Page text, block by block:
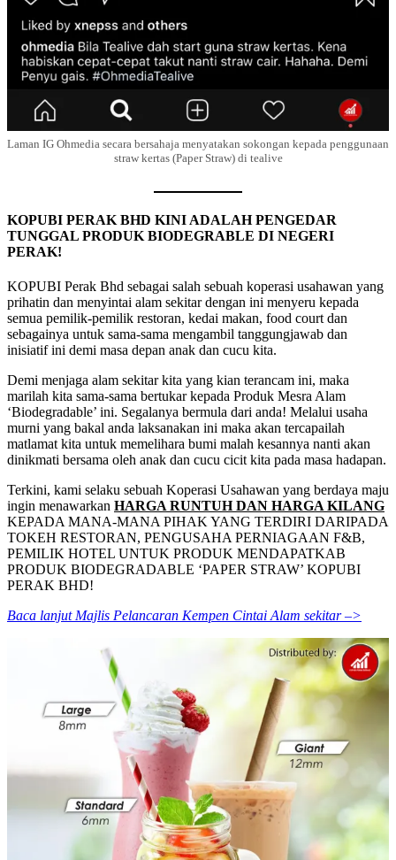
Laman IG Ohmedia secara bersahaja menyatakan sokongan kepada penggunaan
straw kertas (Paper Straw) di tealive
KOPUBI PERAK BHD KINI ADALAH PENGEDAR
TUNGGAL PRODUK BIODEGRABLE DI NEGERI
PERAK!
KOPUBI Perak Bhd sebagai salah sebuah koperasi usahawan yang
prihatin dan menyintai alam sekitar dengan ini menyeru kepada
semua pemilik-pemilik restoran, kedai makan, food court dan
sebagainya untuk sama-sama mengambil tanggungjawab dan
inisiatif ini demi masa depan anak dan cucu kita.
Demi menjaga alam sekitar kita yang kian terancam ini, maka
marilah kita sama-sama bertukar kepada Produk Mesra Alam
‘Biodegradable’ ini. Segalanya bermula dari anda! Melalui usaha
murni yang bakal anda laksanakan ini maka akan tercapailah
matlamat kita untuk memelihara bumi malah kesannya nanti akan
dinikmati bersama oleh anak dan cucu cicit kita pada masa hadapan.
Terkini, kami selaku sebuah Koperasi Usahawan yang berdaya maju
ingin menawarkan HARGA RUNTUH DAN HARGA KILANG
KEPADA MANA-MANA PIHAK YANG TERDIRI DARIPADA
TOKEH RESTORAN, PENGUSAHA PERNIAGAAN F&B,
PEMILIK HOTEL UNTUK PRODUK MENDAPATKAB
PRODUK BIODEGRADABLE ‘PAPER STRAW’ KOPUBI
PERAK BHD!
Baca lanjut Majlis Pelancaran Kempen Cintai Alam sekitar –>